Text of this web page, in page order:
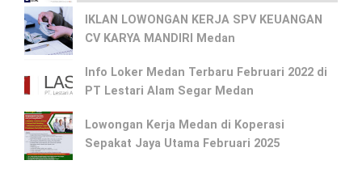
IKLAN LOWONGAN KERJA SPV KEUANGAN
CV KARYA MANDIRI Medan
Info Loker Medan Terbaru Februari 2022 di
PT Lestari Alam Segar Medan
Lowongan Kerja Medan di Koperasi
Sepakat Jaya Utama Februari 2025